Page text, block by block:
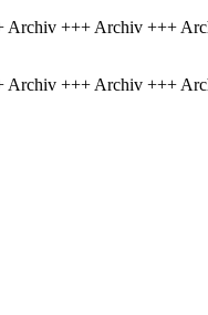
+++ Archiv +++
+++ Archiv +++